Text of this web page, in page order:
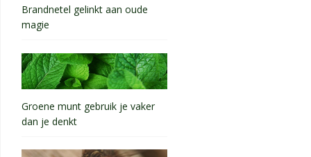
Brandnetel gelinkt aan oude
magie
Groene munt gebruik je vaker
dan je denkt